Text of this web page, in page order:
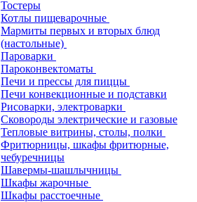
Тостеры
Котлы пищеварочные
Мармиты первых и вторых блюд
(настольные)
Пароварки
Пароконвектоматы
Печи и прессы для пиццы
Печи конвекционные и подставки
Рисоварки, электроварки
Сковороды электрические и газовые
Тепловые витрины, столы, полки
Фритюрницы, шкафы фритюрные,
чебуречницы
Шавермы-шашлычницы
Шкафы жарочные
Шкафы расстоечные